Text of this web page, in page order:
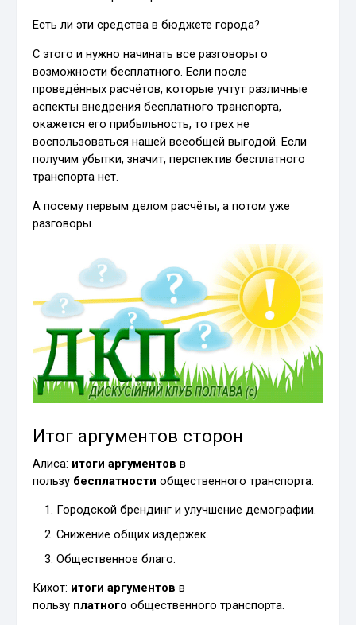
Есть ли эти средства в бюджете города?
С этого и нужно начинать все разговоры о
возможности бесплатного. Если после
проведённых расчётов, которые учтут различные
аспекты внедрения бесплатного транспорта,
окажется его прибыльность, то грех не
воспользоваться нашей всеобщей выгодой. Если
получим убытки, значит, перспектив бесплатного
транспорта нет.
А посему первым делом расчёты, а потом уже
разговоры.
Итог аргументов сторон
Алиса: итоги аргументов в
пользу бесплатности общественного транспорта:
Городской брендинг и улучшение демографии.
Снижение общих издержек.
Общественное благо.
Кихот: итоги аргументов в
пользу платного общественного транспорта.